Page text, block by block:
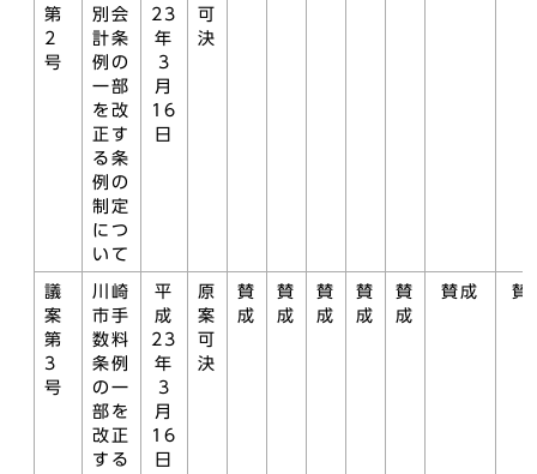
第
2
号
別会
計条
例の
一部
を改
正す
る条
例の
制定
につ
いて
23
年
3
月
16
日
可
決
議
案
第
3
号
川崎
市手
数料
条例
の一
部を
改正
する
平
成
23
年
3
月
16
日
原
案
可
決
賛
成
賛
成
賛
成
賛
成
賛
成
賛成 賛